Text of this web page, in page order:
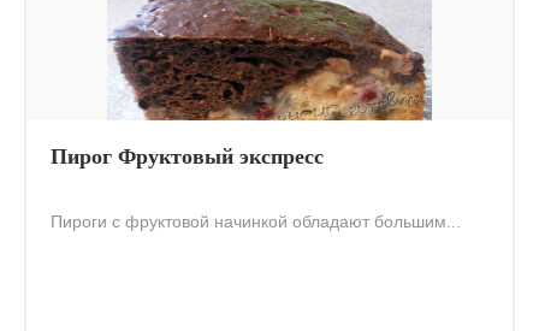
Пирог Фруктовый экспресс
Пироги с фруктовой начинкой обладают большим...